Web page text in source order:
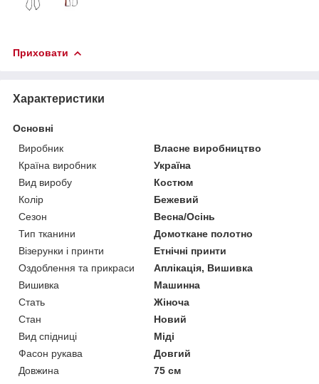
Приховати
Характеристики
Основні
Виробник
Власне виробництво
Країна виробник
Україна
Вид виробу
Костюм
Колір
Бежевий
Сезон
Весна/Осінь
Тип тканини
Домоткане полотно
Візерунки і принти
Етнічні принти
Оздоблення та прикраси
Аплікація, Вишивка
Вишивка
Машинна
Стать
Жіноча
Стан
Новий
Вид спідниці
Міді
Фасон рукава
Довгий
Довжина
75 см